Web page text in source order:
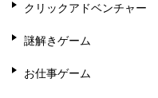
クリックアドベンチャー
謎解きゲーム
お仕事ゲーム